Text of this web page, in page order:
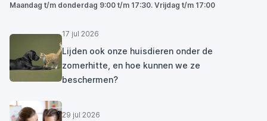
Maandag t/m donderdag 9:00 t/m 17:30. Vrijdag t/m 17:00
17 jul 2026
Lijden ook onze huisdieren onder de
zomerhitte, en hoe kunnen we ze
beschermen?
29 jul 2026